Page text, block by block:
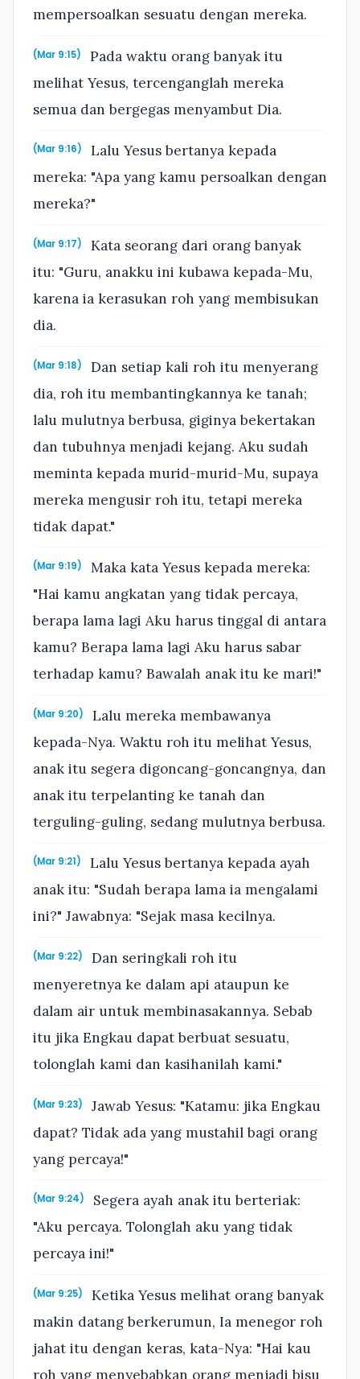
mempersoalkan sesuatu dengan mereka.
(Mar 9:15)
Pada waktu orang banyak itu
melihat Yesus, tercenganglah mereka
semua dan bergegas menyambut Dia.
(Mar 9:16)
Lalu Yesus bertanya kepada
mereka: "Apa yang kamu persoalkan dengan
mereka?"
(Mar 9:17)
Kata seorang dari orang banyak
itu: "Guru, anakku ini kubawa kepada-Mu,
karena ia kerasukan roh yang membisukan
dia.
(Mar 9:18)
Dan setiap kali roh itu menyerang
dia, roh itu membantingkannya ke tanah;
lalu mulutnya berbusa, giginya bekertakan
dan tubuhnya menjadi kejang. Aku sudah
meminta kepada murid-murid-Mu, supaya
mereka mengusir roh itu, tetapi mereka
tidak dapat."
(Mar 9:19)
Maka kata Yesus kepada mereka:
"Hai kamu angkatan yang tidak percaya,
berapa lama lagi Aku harus tinggal di antara
kamu? Berapa lama lagi Aku harus sabar
terhadap kamu? Bawalah anak itu ke mari!"
(Mar 9:20)
Lalu mereka membawanya
kepada-Nya. Waktu roh itu melihat Yesus,
anak itu segera digoncang-goncangnya, dan
anak itu terpelanting ke tanah dan
terguling-guling, sedang mulutnya berbusa.
(Mar 9:21)
Lalu Yesus bertanya kepada ayah
anak itu: "Sudah berapa lama ia mengalami
ini?" Jawabnya: "Sejak masa kecilnya.
(Mar 9:22)
Dan seringkali roh itu
menyeretnya ke dalam api ataupun ke
dalam air untuk membinasakannya. Sebab
itu jika Engkau dapat berbuat sesuatu,
tolonglah kami dan kasihanilah kami."
(Mar 9:23)
Jawab Yesus: "Katamu: jika Engkau
dapat? Tidak ada yang mustahil bagi orang
yang percaya!"
(Mar 9:24)
Segera ayah anak itu berteriak:
"Aku percaya. Tolonglah aku yang tidak
percaya ini!"
(Mar 9:25)
Ketika Yesus melihat orang banyak
makin datang berkerumun, Ia menegor roh
jahat itu dengan keras, kata-Nya: "Hai kau
roh yang menyebabkan orang menjadi bisu